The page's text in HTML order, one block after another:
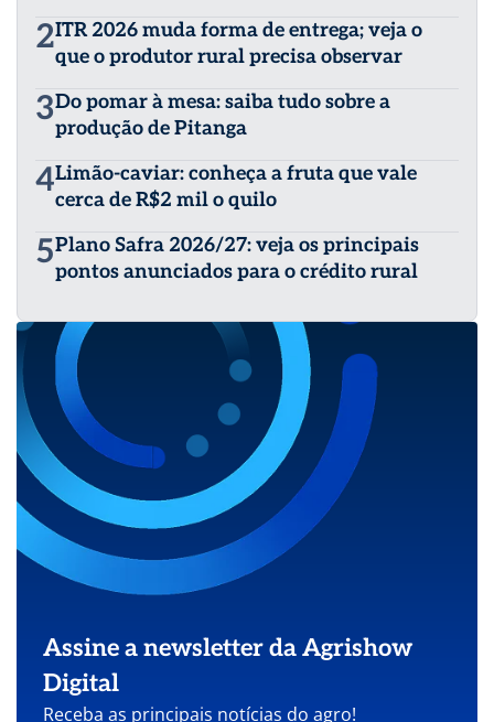
2ITR 2026 muda forma de entrega; veja o
que o produtor rural precisa observar
3Do pomar à mesa: saiba tudo sobre a
produção de Pitanga
4Limão-caviar: conheça a fruta que vale
cerca de R$2 mil o quilo
5Plano Safra 2026/27: veja os principais
pontos anunciados para o crédito rural
Assine a newsletter da Agrishow
Digital
Receba as principais notícias do agro!